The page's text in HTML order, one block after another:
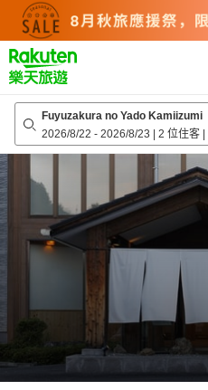
top
page
Fuyuzakura no Yado Kamiizumi
2026/8/22 - 2026/8/23 | 2 位住客 |